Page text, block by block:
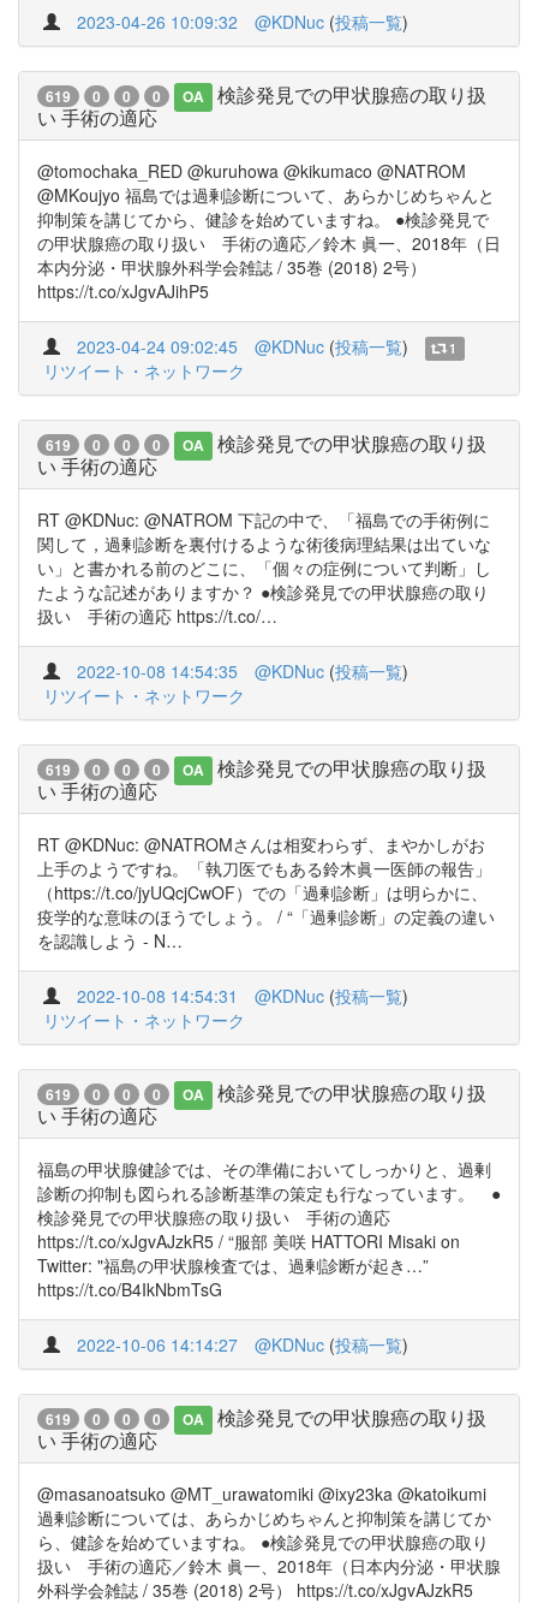
2023-04-26 10:09:32 @KDNuc (投稿一覧)
619 0 0 0 OA
検診発見での甲状腺癌の取り扱
い 手術の適応
@tomochaka_RED @kuruhowa @kikumaco @NATROM
@MKoujyo 福島では過剰診断について、あらかじめちゃんと
抑制策を講じてから、健診を始めていますね。 ●検診発見で
の甲状腺癌の取り扱い 手術の適応／鈴木 眞一、2018年（日
本内分泌・甲状腺外科学会雑誌 / 35巻 (2018) 2号）
https://t.co/xJgvAJihP5
2023-04-24 09:02:45 @KDNuc (投稿一覧) 1
リツイート・ネットワーク
619 0 0 0 OA
検診発見での甲状腺癌の取り扱
い 手術の適応
RT @KDNuc: @NATROM 下記の中で、「福島での手術例に
関して，過剰診断を裏付けるような術後病理結果は出ていな
い」と書かれる前のどこに、「個々の症例について判断」し
たような記述がありますか？ ●検診発見での甲状腺癌の取り
扱い 手術の適応 https://t.co/…
2022-10-08 14:54:35 @KDNuc (投稿一覧)
リツイート・ネットワーク
619 0 0 0 OA
検診発見での甲状腺癌の取り扱
い 手術の適応
RT @KDNuc: @NATROMさんは相変わらず、まやかしがお
上手のようですね。「執刀医でもある鈴木眞一医師の報告」
（https://t.co/jyUQcjCwOF）での「過剰診断」は明らかに、
疫学的な意味のほうでしょう。 / “「過剰診断」の定義の違い
を認識しよう - N…
2022-10-08 14:54:31 @KDNuc (投稿一覧)
リツイート・ネットワーク
619 0 0 0 OA
検診発見での甲状腺癌の取り扱
い 手術の適応
福島の甲状腺健診では、その準備においてしっかりと、過剰
診断の抑制も図られる診断基準の策定も行なっています。 ●
検診発見での甲状腺癌の取り扱い 手術の適応
https://t.co/xJgvAJzkR5 / “服部 美咲 HATTORI Misaki on
Twitter: "福島の甲状腺検査では、過剰診断が起き…”
https://t.co/B4IkNbmTsG
2022-10-06 14:14:27 @KDNuc (投稿一覧)
619 0 0 0 OA
検診発見での甲状腺癌の取り扱
い 手術の適応
@masanoatsuko @MT_urawatomiki @ixy23ka @katoikumi
過剰診断については、あらかじめちゃんと抑制策を講じてか
ら、健診を始めていますね。 ●検診発見での甲状腺癌の取り
扱い 手術の適応／鈴木 眞一、2018年（日本内分泌・甲状腺
外科学会雑誌 / 35巻 (2018) 2号） https://t.co/xJgvAJzkR5